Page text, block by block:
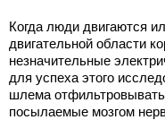
Когда люди двигаются
двигательной области
незначительные
для успеха этого
шлема
посылаемые мозгом